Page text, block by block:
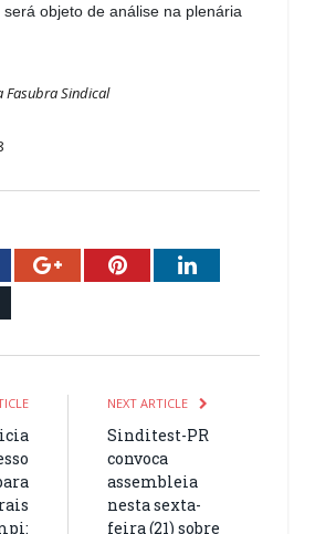
objeto de análise na plenária
Fasubra Sindical
Google+PinterestLinkedIn
NEXT ARTICLE
Sinditest-PR
convoca
assembleia
nesta sexta-
feira (21) sobre